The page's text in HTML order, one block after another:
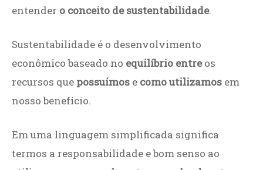
entender o conceito de sustentabilidade.
Sustentabilidade é o desenvolvimento
econômico baseado no equilíbrio entreos
recursos que possuímos e como utilizamos em
nosso benefício.
Em uma linguagem simplificada significa
termos a responsabilidade e bom senso ao